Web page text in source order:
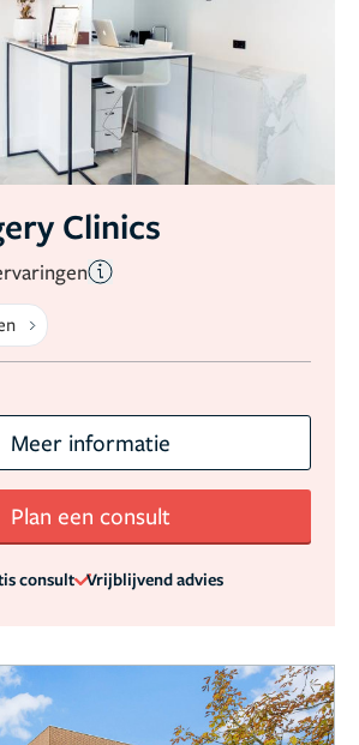
Clinics
Meer informatie
Plan een consult
consult Vrijblijvend advies